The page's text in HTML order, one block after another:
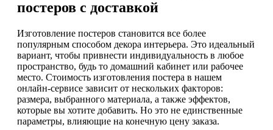
постеров с доставкой
Изготовление постеров становится все более
популярным способом декора интерьера. Это идеальный
вариант, чтобы привнести индивидуальность в любое
пространство, будь то домашний кабинет или рабочее
место. Стоимость изготовления постера в нашем
онлайн-сервисе зависит от нескольких факторов:
размера, выбранного материала, а также эффектов,
которые вы хотите добавить. Но это не единственные
параметры, влияющие на конечную цену заказа.